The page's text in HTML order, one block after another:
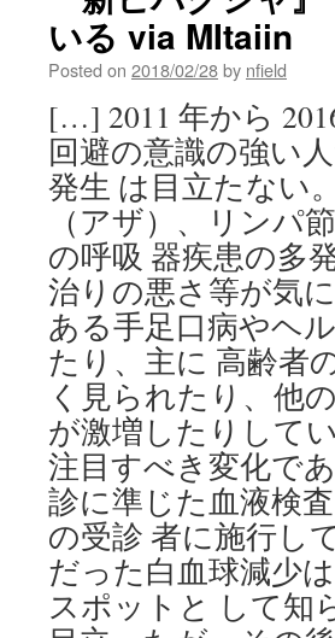
いる via MItaiin
Posted on 2018/02/28by nfield
[…] 2011 年から
回避の意識の強い
発生 は目立たない
（アザ）、リンパ
の呼吸 器疾患の多
治りの悪さ等が気
ある手足口病やヘ
たり、主に 高齢者
く見られたり、他
が激増したりして
注目すべき変化で
診に準じた血液検
の受診 者に施行し
だった白血球減少
スポットと して知